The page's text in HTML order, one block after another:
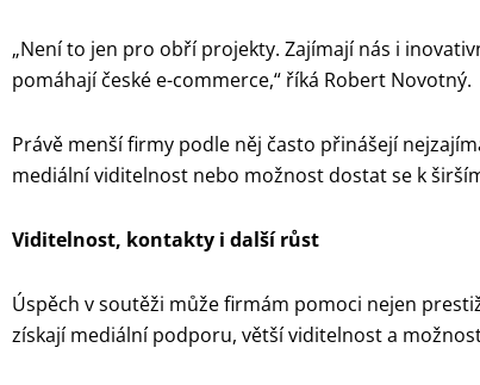
„Není to jen pro obří projekty. Zajímají nás i
pomáhají české e-commerce,“ říká Robert Novotný.
Právě menší firmy podle něj často přinášejí
mediální viditelnost nebo možnost dostat se k
Viditelnost, kontakty i další růst
Úspěch v soutěži může firmám pomoci nejen
získají mediální podporu, větší viditelnost a